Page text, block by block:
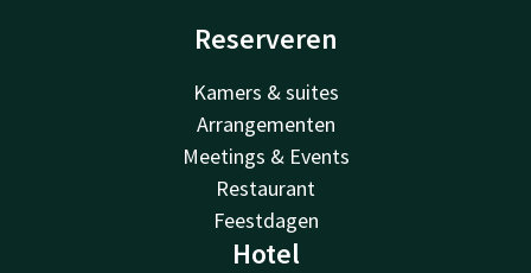
Reserveren
Kamers & suites
Arrangementen
Meetings & Events
Restaurant
Feestdagen
Hotel